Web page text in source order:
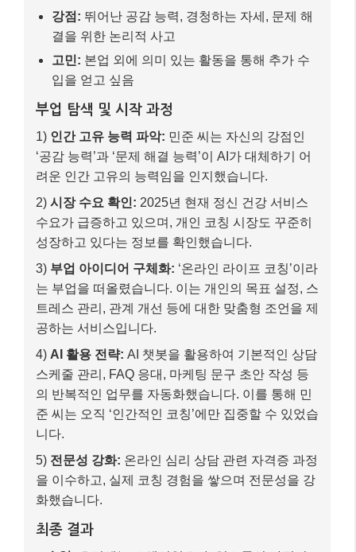
성장하고 있다는 정보를 확인했습니다.
부업 아이디어 구체화:
는 부업을 떠올렸습니다. 이는 개인의 목표 설정, 스
트레스 관리, 관계 개선 등에 대한 맞춤형 조언을 제
공하는 서비스입니다.
스케줄 관리, FAQ 응대, 마케팅 문구 초안 작성 등
의 반복적인 업무를 자동화했습니다. 이를 통해 민
준 씨는 오직 ‘인간적인 코칭’에만 집중할 수 있었습
니다.
5)전문성 강화:온라인 심리 상담 관련 자격증 과정
을 이수하고, 실제 코칭 경험을 쌓으며 전문성을 강
화했습니다.
최종 결과
–수익: 초기에는 소액이었으나, 입소문이 나면서
월 100만원 이상의 추가 수입을 꾸준히 창출하고
있습니다.
– 만족도:본업에서 느끼지 못했던 성취감과 보람
을 느끼며, 개인의 성장에도 큰 도움이 되고 있습니
다.
민준 씨의 사례처럼, AI 시대에는 자신의 인간적인 강점
을 파악하고, 이를 필요로 하는 시장과 연결하는 것이
중요합니다. AI는 우리의 일을 빼앗는 존재가 아니라,